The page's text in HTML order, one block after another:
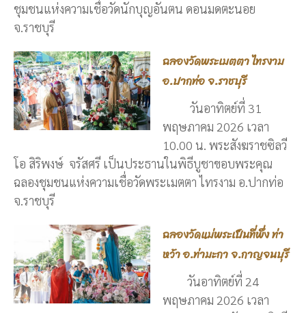
ชุมชนแห่งความเชื่อวัดนักบุญอันตน ดอนมดตะนอย
จ.ราชบุรี
ฉลองวัดพระเมตตา ไทรงาม
อ.ปากท่อ จ.ราชบุรี
วันอาทิตย์ที่ 31
พฤษภาคม 2026 เวลา
10.00 น. พระสังฆราชซิลวี
โอ สิริพงษ์ จรัสศรี เป็นประธานในพิธีบูชาขอบพระคุณ
ฉลองชุมชนแห่งความเชื่อวัดพระเมตตา ไทรงาม อ.ปากท่อ
จ.ราชบุรี
ฉลองวัดแม่พระเป็นที่พึ่ง ท่า
หว้า อ.ท่ามะกา จ.กาญจนบุรี
วันอาทิตย์ที่ 24
พฤษภาคม 2026 เวลา